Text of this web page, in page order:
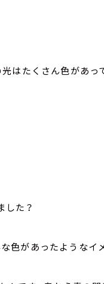
光はたくさん色があ
した？
があったようなイ